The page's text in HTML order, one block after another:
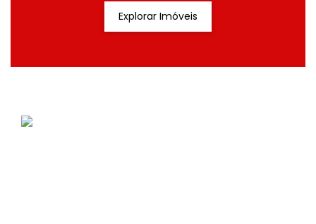
Explorar Imóveis